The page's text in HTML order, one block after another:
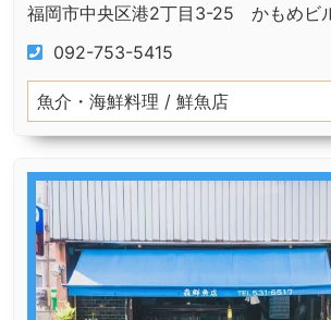
福岡市中央区港2丁目3-25 かもめビ
092-753-5415
魚介・海鮮料理 / 鮮魚店